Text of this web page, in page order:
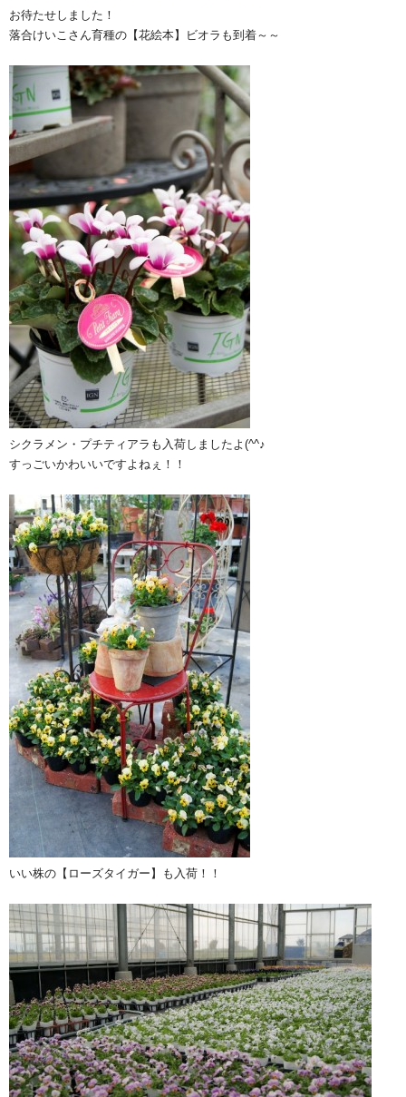
お待たせしました！
落合けいこさん育種の【花絵本】ビオラも到着～～
シクラメン・プチティアラも入荷しましたよ(^^♪
すっごいかわいいですよねぇ！！
いい株の【ローズタイガー】も入荷！！